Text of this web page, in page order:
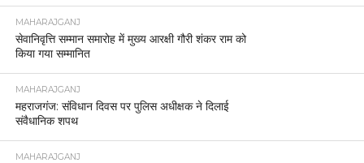
MAHARAJGANJ
सेवानिवृत्ति सम्मान समारोह में मुख्य आरक्षी गौरी शंकर राम को
किया गया सम्मानित
MAHARAJGANJ
महराजगंज: संविधान दिवस पर पुलिस अधीक्षक ने दिलाई
संवैधानिक शपथ
MAHARAJGANJ